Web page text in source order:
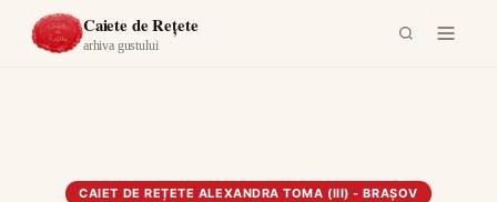
Caiete de Rețete
arhiva gustului
Acasă ›
ALUAT DE BORȘ
CAIET DE REȚETE ALEXANDRA TOMA (III) - BRAȘOV